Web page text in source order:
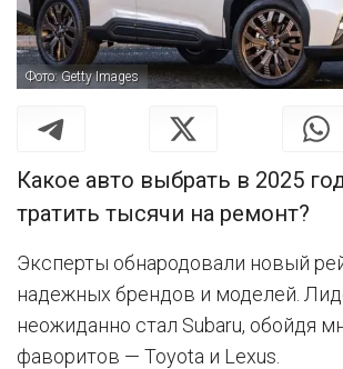
Фото: Getty Images
Какое авто выбрать в 2025
тратить тысячи на ремонт?
Эксперты обнародовали новый
надежных брендов и моделей.
неожиданно стал Subaru, обойдя
фаворитов — Toyota и Lexus.